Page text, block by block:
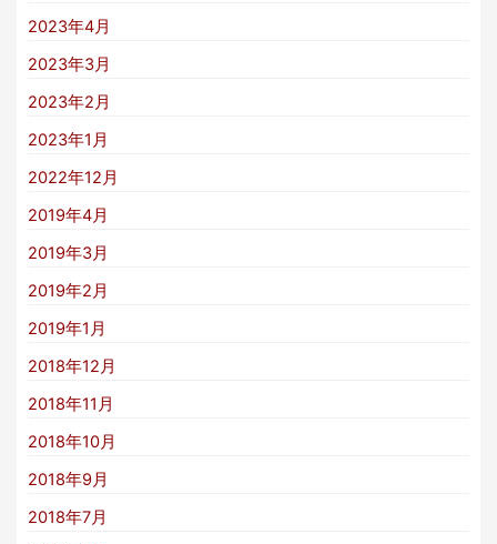
2023年4月
2023年3月
2023年2月
2023年1月
2022年12月
2019年4月
2019年3月
2019年2月
2019年1月
2018年12月
2018年11月
2018年10月
2018年9月
2018年7月